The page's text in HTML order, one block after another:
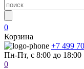
0
Корзина
+7 499
Пн-Пт, с 8:00 до 18:00
0